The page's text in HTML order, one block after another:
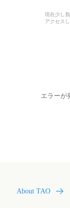
現在少し
アクセス
エラーが
About TAO